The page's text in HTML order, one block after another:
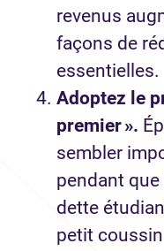
revenus
façons de
essentielles.
Adoptez le
premier ».
sembler
pendant que
dette
petit